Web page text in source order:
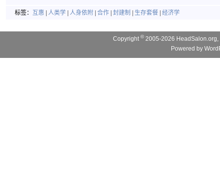
标签： 互惠 人类学 人身依附 合作 封建制 生存套餐 经济学
Copyright© 2005-2026
Powered by